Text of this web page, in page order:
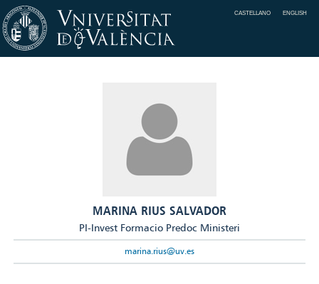
CASTELLANO ENGLISH
MARINA RIUS SALVADOR
PI-Invest Formacio Predoc Ministeri
marina.rius@uv.es